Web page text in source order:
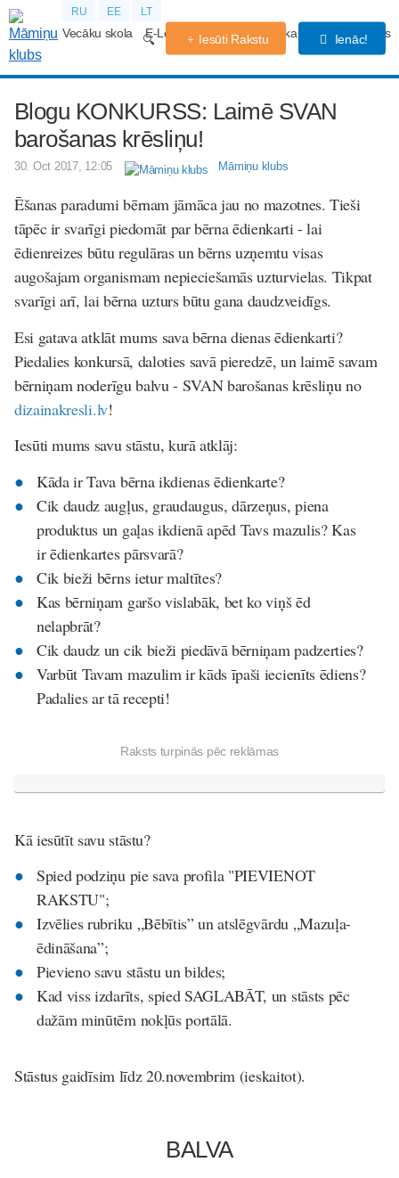
RU EE LT
Vecāku skola E-Lekcijas Grūtniecības kalendārs Forums
Iesūti Rakstu Ienāc!
Blogu KONKURSS: Laimē SVAN
barošanas krēsliņu!
30. Oct 2017, 12:05 Māmiņu klubs
Ēšanas paradumi bērnam jāmāca jau no mazotnes. Tieši
tāpēc ir svarīgi piedomāt par bērna ēdienkarti - lai
ēdienreizes būtu regulāras un bērns uzņemtu visas
augošajam organismam nepieciešamās uzturvielas. Tikpat
svarīgi arī, lai bērna uzturs būtu gana daudzveidīgs.
Esi gatava atklāt mums sava bērna dienas ēdienkarti?
Piedalies konkursā, daloties savā pieredzē, un laimē savam
bērniņam noderīgu balvu - SVAN barošanas krēsliņu no
dizainakresli.lv!
Iesūti mums savu stāstu, kurā atklāj:
Kāda ir Tava bērna ikdienas ēdienkarte?
Cik daudz augļus, graudaugus, dārzeņus, piena
produktus un gaļas ikdienā apēd Tavs mazulis? Kas
ir ēdienkartes pārsvarā?
Cik bieži bērns ietur maltītes?
Kas bērniņam garšo vislabāk, bet ko viņš ēd
nelapbrāt?
Cik daudz un cik bieži piedāvā bērniņam padzerties?
Varbūt Tavam mazulim ir kāds īpaši iecienīts ēdiens?
Padalies ar tā recepti!
Raksts turpinās pēc reklāmas
Kā iesūtīt savu stāstu?
Spied podziņu pie sava profila "PIEVIENOT
RAKSTU";
Izvēlies rubriku „Bēbītis” un atslēgvārdu „Mazuļa-
ēdināšana”;
Pievieno savu stāstu un bildes;
Kad viss izdarīts, spied SAGLABĀT, un stāsts pēc
dažām minūtēm nokļūs portālā.
Stāstus gaidīsim līdz 20.novembrim (ieskaitot).
BALVA